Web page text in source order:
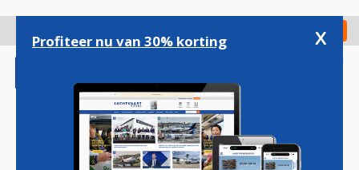
gaan
Check in
Profiteer nu van 30% korting x